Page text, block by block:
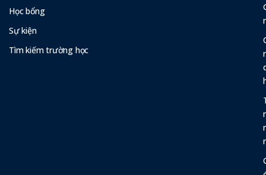
Học bổng
Sự kiện
Tìm kiếm trường học